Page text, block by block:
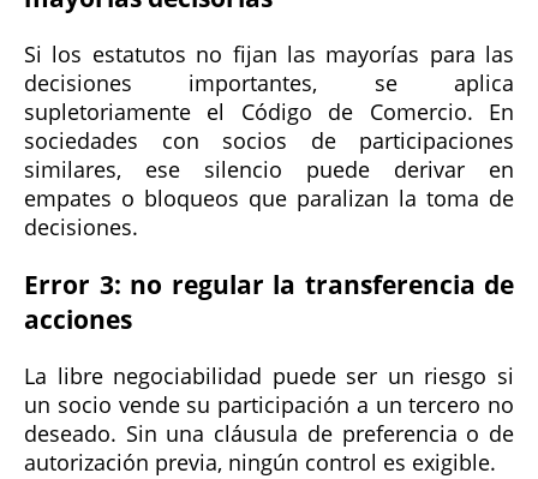
Si los estatutos no fijan las mayorías para las
decisiones importantes, se aplica
supletoriamente el Código de Comercio. En
sociedades con socios de participaciones
similares, ese silencio puede derivar en
empates o bloqueos que paralizan la toma de
decisiones.
Error 3: no regular la transferencia de
acciones
La libre negociabilidad puede ser un riesgo si
un socio vende su participación a un tercero no
deseado. Sin una cláusula de preferencia o de
autorización previa, ningún control es exigible.